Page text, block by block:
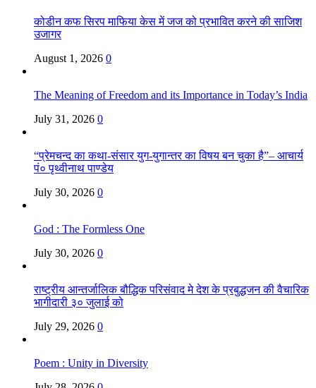
कोडीन कफ सिरप माफिया केस में जज को प्रभावित करने की साजिश
उजागर
August 1, 2026 0
The Meaning of Freedom and its Importance in Today’s India
July 31, 2026 0
“प्रेमचन्द का कथा-संसार युग-युगान्तर का विषय बन चुका है”– आचार्य
पं० पृथ्वीनाथ पाण्डेय
July 30, 2026 0
God : The Formless One
July 30, 2026 0
राष्ट्रीय आन्तर्जालिक बौद्धिक परिसंवाद मे देश के प्रबुद्धजन की वैचारिक
भागीदारी ३० जुलाई को
July 29, 2026 0
Poem : Unity in Diversity